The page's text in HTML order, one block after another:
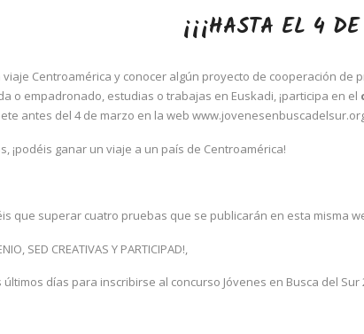
¡¡¡HASTA EL 4
viaje Centroamérica y conocer algún proyecto de cooperación
o empadronado, estudias o trabajas en Euskadi, ¡participa en el
antes del 4 de marzo en la web
¡podéis ganar un viaje a un país de Centroamérica!
que superar cuatro pruebas que se publicarán en esta misma
SED CREATIVAS Y PARTICIPAD!,
últimos días para inscribirse al concurso Jóvenes en Busca del Sur